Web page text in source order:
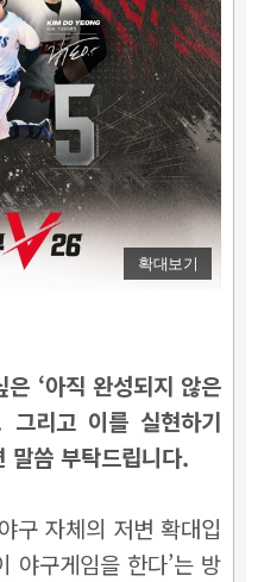
확대보기
‘아직 완성되지 않은
그리고 이를 실현하기
말씀 부탁드립니다.
구 자체의 저변 확대입
야구게임을 한다’는 방